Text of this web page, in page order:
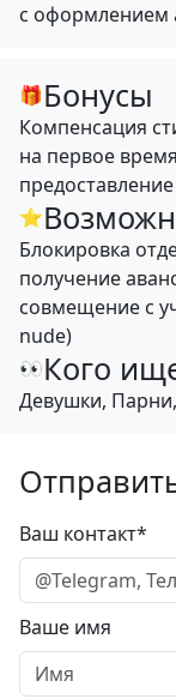
с оформлением
🎁Бонусы
Компенсация
на первое
⭐
Блокировка
получение
совмещение с
nude)
👀Кого
Девушки,
Ваш контакт*
Ваше имя